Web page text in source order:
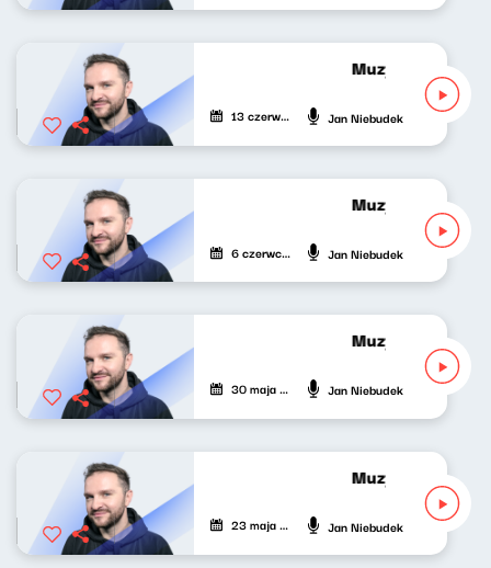
Muzyka
13 czerwca 2026 Jan Niebudek
Muzyka
6 czerwca 2026 Jan Niebudek
Muzyka
30 maja 2026 Jan Niebudek
Muzyka
23 maja 2026 Jan Niebudek